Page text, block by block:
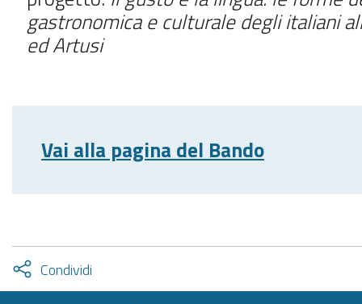
gastronomica e culturale degli italiani
ed Artusi
Vai alla pagina del Bando
Condividi
facebook
twitter
Attiva
condividi